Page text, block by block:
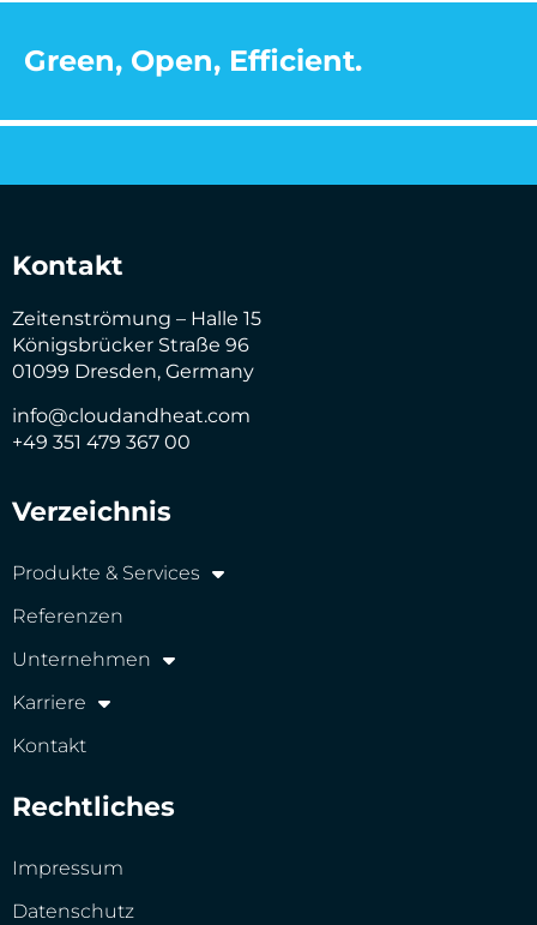
Green, Open, Efficient.
Kontakt
Zeitenströmung – Halle 15
Königsbrücker Straße 96
01099 Dresden, Germany
info@cloudandheat.com
+49 351 479 367 00
Verzeichnis
Produkte & Services
Referenzen
Unternehmen
Karriere
Kontakt
Rechtliches
Impressum
Datenschutz